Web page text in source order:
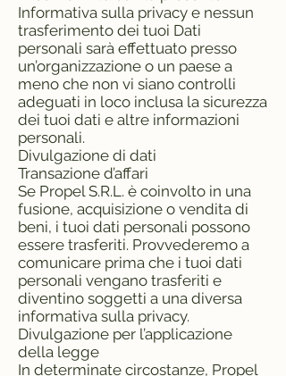
Informativa sulla privacy e nessun
trasferimento dei tuoi Dati
personali sarà effettuato presso
un’organizzazione o un paese a
meno che non vi siano controlli
adeguati in loco inclusa la sicurezza
dei tuoi dati e altre informazioni
personali.
Divulgazione di dati
Transazione d’affari
Se Propel S.R.L. è coinvolto in una
fusione, acquisizione o vendita di
beni, i tuoi dati personali possono
essere trasferiti. Provvederemo a
comunicare prima che i tuoi dati
personali vengano trasferiti e
diventino soggetti a una diversa
informativa sulla privacy.
Divulgazione per l’applicazione
della legge
In determinate circostanze, Propel